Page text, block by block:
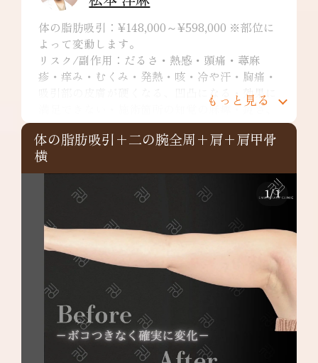
体の脂肪吸引：¥148,000～¥598,000 ※部位に
よって変動します。
リスク/副作用：だるさ・熱感・頭痛・蕁麻
疹・痒み・むくみ・発熱・咳・冷や汗・胸痛・
吸引部の皮膚が硬くなる、凹凸になる・効果に
満足できない・施術箇所の知覚の麻痺・鈍さ、
しびれ・皮膚の色素沈着などを生じることがあ
ります。
二の腕全周：¥349,800～
リスク/副作用：だるさ・熱感・頭痛・蕁麻
疹・痒み・むくみ・発熱・咳・冷や汗・胸痛・
吸引部の皮膚が硬くなる、凹凸になる・効果に
満足できない・施術箇所の知覚の麻痺・鈍さ、
しびれ・皮膚の色素沈着など
肩：¥148,000～
リスク/副作用：だるさ・熱感・頭痛・蕁麻
疹・痒み・むくみ・発熱・咳・冷や汗・胸痛・
吸引部の皮膚が硬くなる、凹凸になる・効果に
満足できない・施術箇所の知覚の麻痺・鈍さ、
しびれ・皮膚の色素沈着などを生じることがあ
ります。
もっと見る
体の脂肪吸引+二の腕全周+肩+肩甲骨
横
1/1